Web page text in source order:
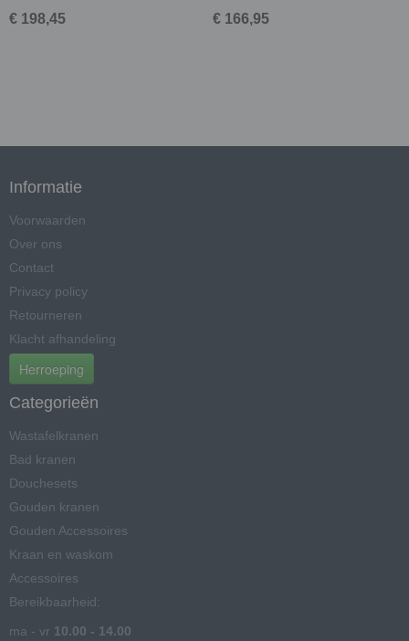
€ 198,45 € 166,95
Informatie
Voorwaarden
Over ons
Contact
Privacy policy
Retourneren
Klacht afhandeling
Herroeping
Categorieën
Wastafelkranen
Bad kranen
Douchesets
Gouden kranen
Gouden Accessoires
Kraan en waskom
Accessoires
Bereikbaarheid:
ma - vr 10.00 - 14.00